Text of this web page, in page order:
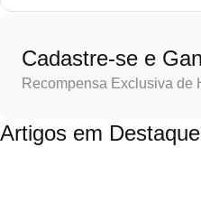
Cadastre-se e
Recompensa Exclusiva de
Artigos em Destaque